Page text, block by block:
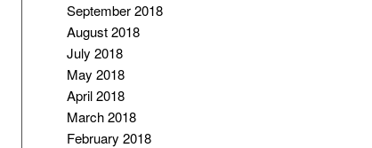
September 2018
August 2018
July 2018
May 2018
April 2018
March 2018
February 2018